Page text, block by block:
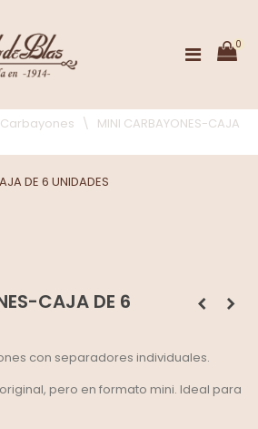
0
Carbayones \
MINI CARBAYONES-CAJA
CAJA DE 6
con separadores individuales.
pero en formato mini. Ideal para